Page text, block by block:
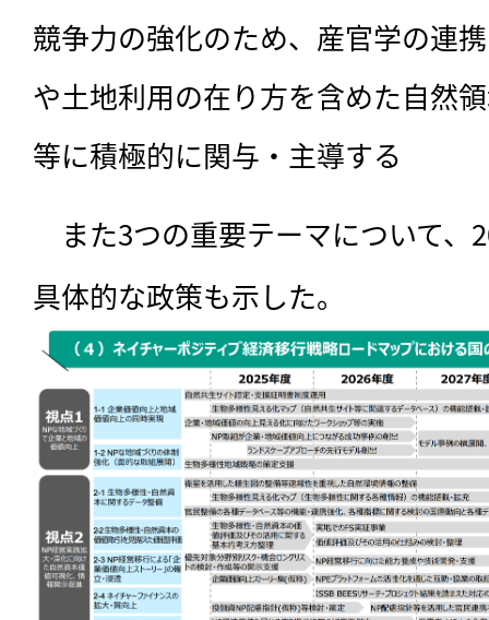
競争力の強化のため、産官学の連
や土地利用の在り方を含めた自然
等に積極的に関与・主導する
また3つの重要テーマについて、